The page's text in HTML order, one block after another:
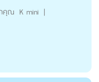
คุณ K mini |